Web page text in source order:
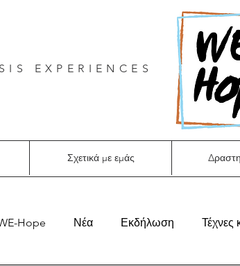
EXPERIENCES
Σχετικά με εμάς
Hope Νέα Εκδήλωση Τέχνες